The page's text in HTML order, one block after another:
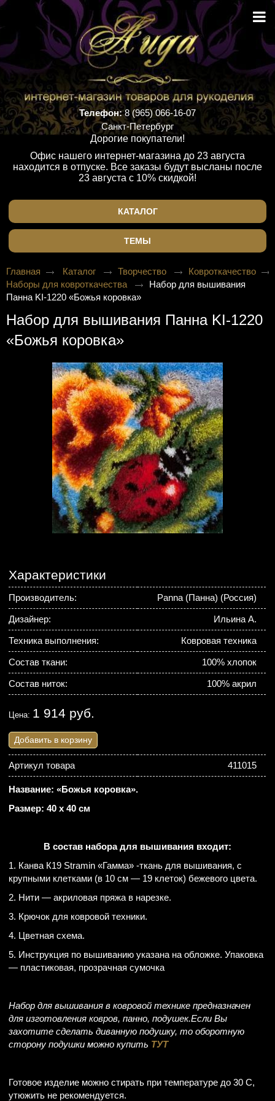
Телефон:8 (965) 066-16-07
Санкт-Петербург
Дорогие покупатели!
Офис нашего интернет-магазина до 23 августа
находится в отпуске. Все заказы будут высланы после
23 августа с 10% скидкой!
КАТАЛОГ
ТЕМЫ
Главная Каталог Творчество
Ковроткачество
Наборы для ковроткачества
Набор для вышивания
Панна KI-1220 «Божья коровка»
Набор для вышивания Панна KI-1220
«Божья коровка»
Характеристики
Производитель: Panna (Панна) (Россия)
Дизайнер: Ильина А.
Техника выполнения: Ковровая техника
Состав ткани: 100% хлопок
Состав ниток: 100% акрил
Цена: 1 914 руб.
Добавить в корзину
Артикул товара 411015
Название: «Божья коровка».
Размер: 40 х 40 см
В состав набора для вышивания входит:
1. Канва К19 Stramin «Гаммa» -ткань для вышивания, с
крупными клетками (в 10 см — 19 клеток) бежевого цвета.
2. Нити — акриловая пряжа в нарезке.
3. Крючок для ковровой техники.
4. Цветная схема.
5. Инструкция по вышиванию указана на обложке. Упаковка
— пластиковая, прозрачная сумочка
Набор для вышивания в ковровой технике предназначен
для изготовления ковров, панно, подушек.Если Вы
захотите сделать диванную подушку, то оборотную
сторону подушки можно купить ТУТ
Готовое изделие можно стирать при температуре до 30 С,
утюжить не рекомендуется.